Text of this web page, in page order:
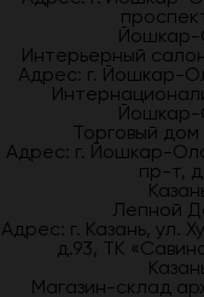
Интерьерный
Адрес: г. Йошкар-
Торговый
Адрес: г. Йошкар-
пр-т,
Лепной
Адрес: г. Казань, ул.
д.93, ТК
Магазин-склад